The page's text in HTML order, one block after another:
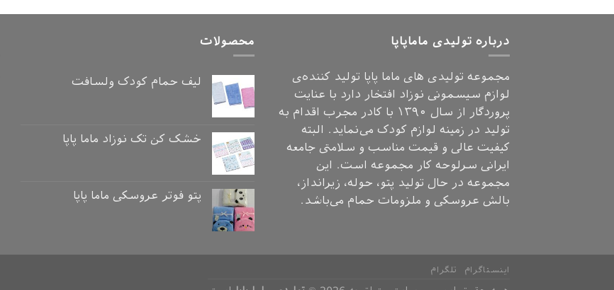
درباره تولیدی ماماپاپا
مجموعه تولیدی های ماما پاپا تولید کننده‌ی
لوازم سیسمونی نوزاد افتخار دارد با عنایت
پروردگار از سال ۱۳۹۰ با کادر مجرب اقدام به
تولید در زمینه لوازم کودک می‌نماید. البته
کیفیت عالی و قیمت مناسب و سلامتی جامعه
ایرانی سرلوحه کار مجموعه است. این
مجموعه در حال تولید پتو، حوله، زیرانداز،
بالش عروسکی و ملزومات حمام می‌باشد.
محصولات
لیف حمام کودک ولسافت
خشک کن تک نوزاد ماما پاپا
پتو فوتر عروسکی ماما پاپا
اینستاگرام تلگرام